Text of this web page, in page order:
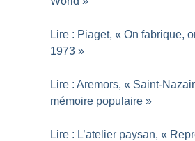
Lire : Piaget, « On fabrique,
1973 »
Lire : Aremors, « Saint-
mémoire populaire »
Lire : L’atelier paysan, «